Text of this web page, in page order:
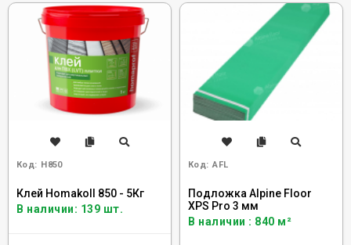
Код: H850
Клей Homakoll 850 - 5Кг
В наличии: 139 шт.
Код: AFL
Подложка Alpine Floor
XPS Pro 3 мм
В наличии : 840 м²